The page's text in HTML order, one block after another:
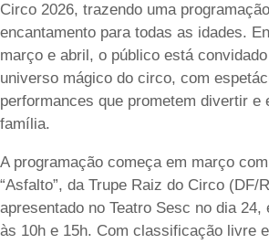
Circo 2026, trazendo uma
encantamento para todas as idades.
março e abril, o público está
universo mágico do circo, com
performances que prometem divertir e
família.
A programação começa em março
“Asfalto”, da Trupe Raiz do Circo (DF/
apresentado no Teatro Sesc no dia
às 10h e 15h. Com classificação livre